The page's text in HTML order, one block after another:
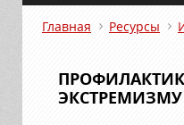
Главная Ресурсы